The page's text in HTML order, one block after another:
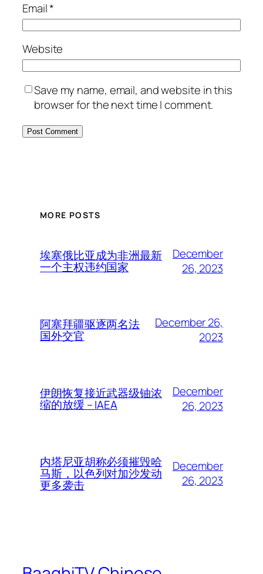
Email*
Website
Save my name, email, and website in this
browser for the next time I comment.
MORE POSTS
埃塞俄比亚成为非洲最新
一个主权违约国家
December
26, 2023
阿塞拜疆驱逐两名法
国外交官
December 26,
2023
伊朗恢复接近武器级铀浓
缩的放缓 – IAEA
December
26, 2023
内塔尼亚胡称必须摧毁哈
马斯，以色列对加沙发动
更多袭击
December
26, 2023